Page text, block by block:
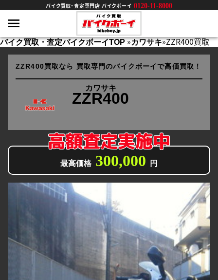
バイク買取・査定専門店 バイクボーイ 0120-11-8000
バイク買取・査定バイクボーイTOP»カワサキ»ZZR400買取
ZZR400買取なら 買取専門のバイクボーイで高価買取！
カワサキ
ZZR400
高額査定実施中
最高価格 300,000 円